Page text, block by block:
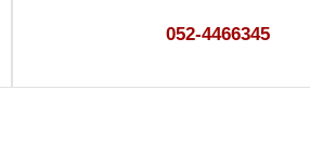
052-4466345